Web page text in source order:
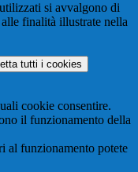
si avvalgono di
finalità illustrate nella
tutti i cookies
cookie consentire.
il funzionamento della
al funzionamento potete